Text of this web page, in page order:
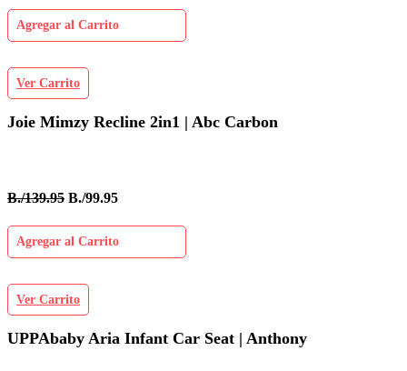
Agregar al Carrito
Ver Carrito
Joie Mimzy Recline 2in1 | Abc Carbon
B./139.95 B./99.95
Agregar al Carrito
Ver Carrito
UPPAbaby Aria Infant Car Seat | Anthony